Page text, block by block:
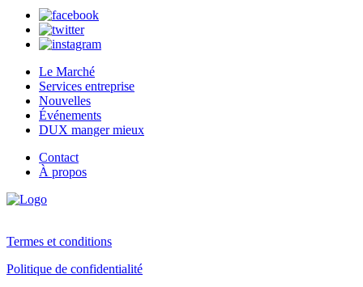
Le Marché
Services entreprise
Nouvelles
Événements
DUX manger mieux
Contact
À propos
Termes et conditions
Politique de confidentialité